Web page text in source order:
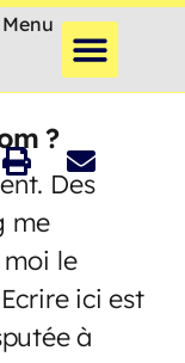
Menu
?
Des
me
le
ici est
à